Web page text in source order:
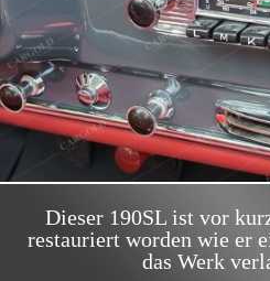
Dieser 190SL ist vor
restauriert worden wie er
das Werk